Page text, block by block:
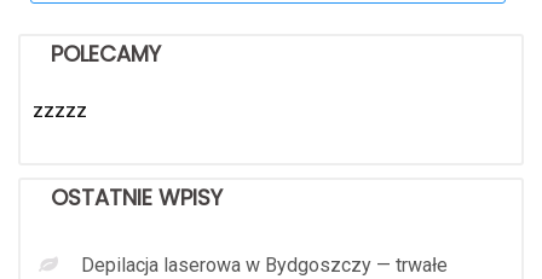
POLECAMY
zzzzz
OSTATNIE WPISY
Depilacja laserowa w Bydgoszczy — trwałe